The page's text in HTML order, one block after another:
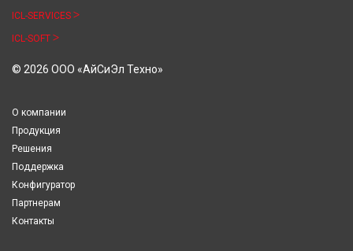
ICL-SERVICES
ICL-SOFT
© 2026 ООО «АйСиЭл Техно»
О компании
Продукция
Решения
Поддержка
Конфигуратор
Партнерам
Контакты